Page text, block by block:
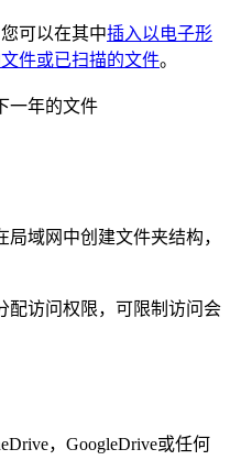
可以在其中插入以电子形
件或已扫描的文件。
一年的文件
域网中创建文件夹结构，
配访问权限，可限制访问会
，GoogleDrive或任何